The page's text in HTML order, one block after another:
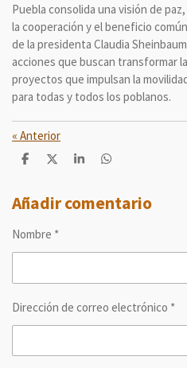
Puebla consolida una visión de
la cooperación y el beneficio
de la presidenta Claudia
acciones que buscan transformar
proyectos que impulsan la
para todas y todos los poblanos.
« Anterior
C
p
a
t
C
p
a
C
p
a
C
p
a
Añadir comentario
Nombre *
Dirección de correo electrónico *